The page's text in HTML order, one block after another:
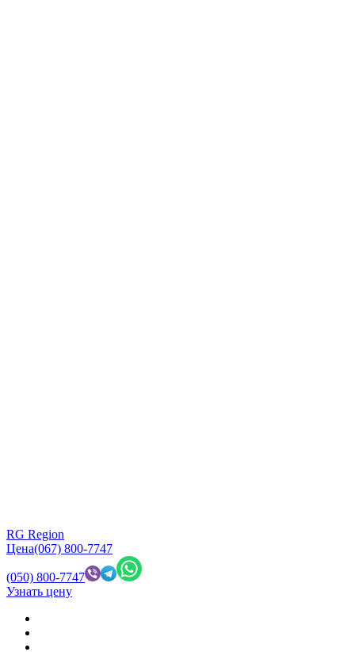
RG Region
Цена(067) 800-7747
(050) 800-7747
Узнать цену